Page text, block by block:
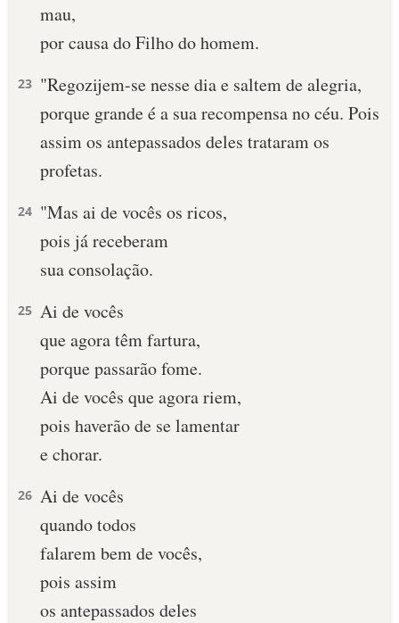
LOJA BÍBLIAON
mau,
por causa do Filho do homem.
23 "Regozijem-se nesse dia e saltem de alegria,
porque grande é a sua recompensa no céu. Pois
assim os antepassados deles trataram os
profetas.
24 "Mas ai de vocês os ricos,
pois já receberam
sua consolação.
25 Ai de vocês
que agora têm fartura,
porque passarão fome.
Ai de vocês que agora riem,
pois haverão de se lamentar
e chorar.
26 Ai de vocês
quando todos
falarem bem de vocês,
pois assim
os antepassados deles